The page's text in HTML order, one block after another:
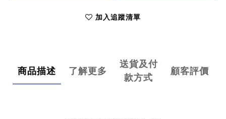
加入追蹤清單
商品描述 了解更多
送貨及付
款方式
顧客評價